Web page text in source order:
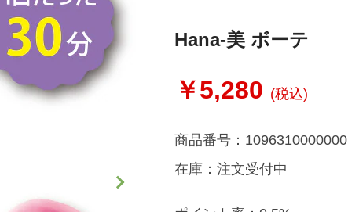
Hana-美 ボーテ
￥5,280 (税込)
商品番号： 1096310000000
在庫： 注文受付中